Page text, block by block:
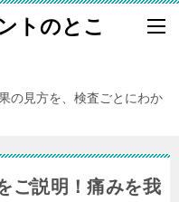
トのとこ
の見方を、検査ごとにわか
ご説明！痛みを我